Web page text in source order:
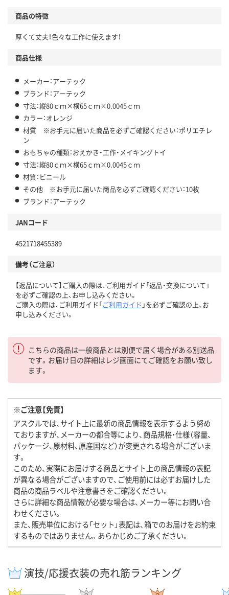
商品の特徴
厚くて丈夫！色々な工作に使えます！
商品仕様
メーカー：アーテック
ブランド：アーテック
寸法：縦80ｃｍ×横65ｃｍ×0.0045ｃｍ
カラー：オレンジ
材質 ※お手元に届いた商品を必ずご確認ください：ポリエチレ
ン
おもちゃの種類：おえかき・工作・メイキングトイ
寸法：縦80ｃｍ×横65ｃｍ×0.0045ｃｍ
材質：ビニール
その他 ※お手元に届いた商品を必ずご確認ください：10枚
ブランド：アーテック
JANコード
4521718455389
備考（ご注意）
【返品について】ご購入の際は、ご利用ガイド「返品・交換について」
を必ずご確認の上、お申し込みください。
ご購入の際は、ご利用ガイド「ご利用ガイド 」を必ずご確認の上、お
申し込みください。
こちらの商品は一般商品とは別便で届く場合がある別送品
です。お届け日の詳細はレジ画面にてご確認をお願い致し
ます。
※ご注意【免責】
アスクルでは、サイト上に最新の商品情報を表示するよう努め
ておりますが、メーカーの都合等により、商品規格・仕様（容量、
パッケージ、原材料、原産国など）が変更される場合がございま
す。
このため、実際にお届けする商品とサイト上の商品情報の表記
が異なる場合がございますので、ご使用前には必ずお届けした
商品の商品ラベルや注意書きをご確認ください。
さらに詳細な商品情報が必要な場合は、メーカー等にお問い合
わせください。
また、販売単位における「セット」表記は、箱でのお届けをお約束
するものではありません。あらかじめご了承ください。
演技/応援衣装の売れ筋ランキング